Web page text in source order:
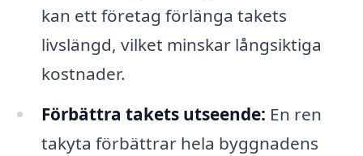
kan ett företag förlänga takets
livslängd, vilket minskar långsiktiga
kostnader.
Förbättra takets utseende: En ren
takyta förbättrar hela byggnadens